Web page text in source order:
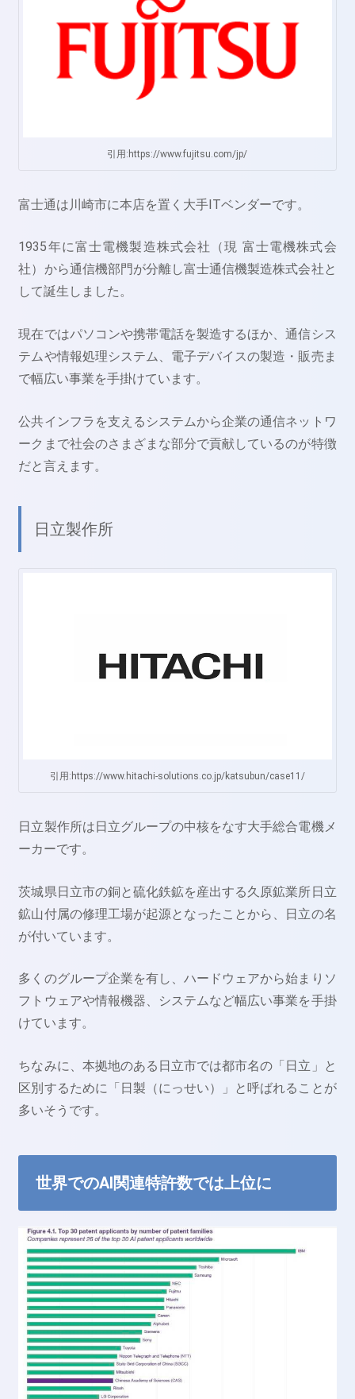
引用:https://www.fujitsu.com/jp/
富士通は川崎市に本店を置く大手ITベンダーです。
1935年に富士電機製造株式会社（現 富士電機株式会
社）から通信機部門が分離し富士通信機製造株式会社と
して誕生しました。
現在ではパソコンや携帯電話を製造するほか、通信シス
テムや情報処理システム、電子デバイスの製造・販売ま
で幅広い事業を手掛けています。
公共インフラを支えるシステムから企業の通信ネットワ
ークまで社会のさまざまな部分で貢献しているのが特徴
だと言えます。
日立製作所
引用:https://www.hitachi-solutions.co.jp/katsubun/case11/
日立製作所は日立グループの中核をなす大手総合電機メ
ーカーです。
茨城県日立市の銅と硫化鉄鉱を産出する久原鉱業所日立
鉱山付属の修理工場が起源となったことから、日立の名
が付いています。
多くのグループ企業を有し、ハードウェアから始まりソ
フトウェアや情報機器、システムなど幅広い事業を手掛
けています。
ちなみに、本拠地のある日立市では都市名の「日立」と
区別するために「日製（にっせい）」と呼ばれることが
多いそうです。
世界でのAI関連特許数では上位に